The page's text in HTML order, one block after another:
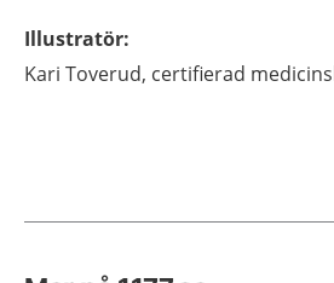
Illustratör:
Kari Toverud, certifierad